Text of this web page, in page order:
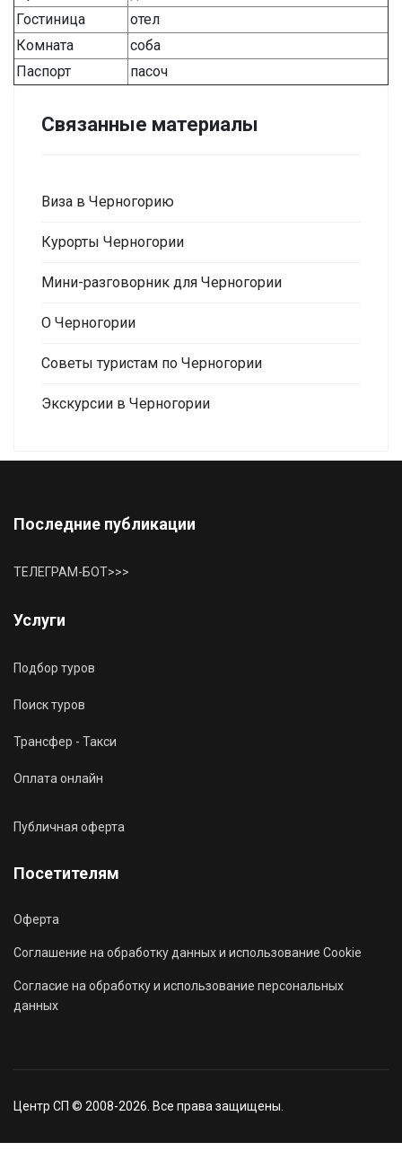
Гостиница
отел
Комната
соба
Паспорт
пасоч
Связанные материалы
Виза в Черногорию
Курорты Черногории
Мини-разговорник для Черногории
О Черногории
Советы туристам по Черногории
Экскурсии в Черногории
Последние публикации
ТЕЛЕГРАМ-БОТ>>>
Услуги
Подбор туров
Поиск туров
Трансфер - Такси
Оплата онлайн
Публичная оферта
Посетителям
Оферта
Соглашение на обработку данных и использование Cookie
Согласие на обработку и использование персональных
данных
Центр СП © 2008-2026. Все права защищены.